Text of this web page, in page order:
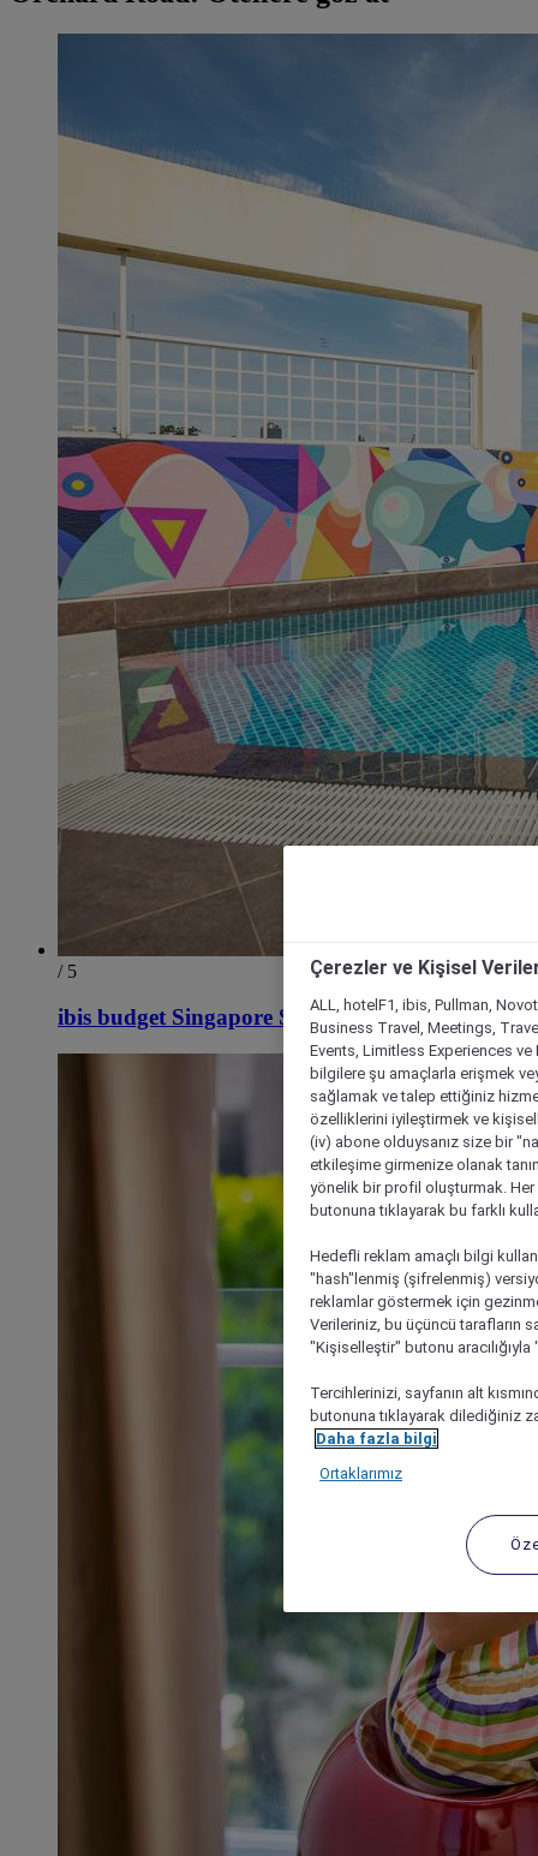
/ 5
ibis budget Singapore Selegie
Çerezler ve Kişisel
ALL, hotelF1, ibis, Pullman,
Business Travel, Meetings,
Events, Limitless Experiences
bilgilere şu amaçlarla erişmek
sağlamak ve talep ettiğiniz
özelliklerini iyileştirmek ve
(iv) abone olduysanız size bir
etkileşime girmenize olanak
yönelik bir profil oluşturmak.
butonuna tıklayarak bu farklı
Hedefli reklam amaçlı bilgi
"hash"lenmiş (şifrelenmiş)
reklamlar göstermek için
Verileriniz, bu üçüncü tarafların
"Kişiselleştir" butonu
Tercihlerinizi, sayfanın alt
butonuna tıklayarak dilediğiniz
Daha fazla bilgi
Ortaklarımız